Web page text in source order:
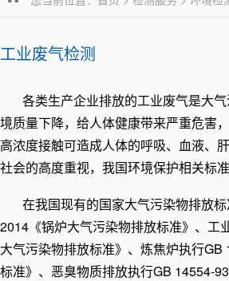
工业废气检测
各类生产企业排放的工业废气是大
境质量下降，给人体健康带来严重危害
高浓度接触可造成人体的呼吸、血液、
社会的高度重视，我国环境保护相关标
在我国现有的国家大气污染物排放
2014《锅炉大气污染物排放标准》、工
大气污染物排放标准》、炼焦炉执行
标准》、恶臭物质排放执行GB 14554-